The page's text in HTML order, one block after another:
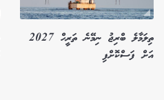
ތިލަމާލެ ބްރިޖު ނިމޭނެ ތަރީހް 2027
އަށް ފަސްކޮށްފި